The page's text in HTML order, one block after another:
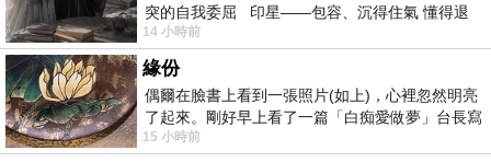
突的自我委屈 印星——包容、沉得住氣 懂得退
一步觀察，不會
14 小時前
緣份
偶爾在臉書上看到一張照片(如上)，心裡忽然明亮
了起來。剛好早上看了一篇「白痴愛做夢」台長寫
的貼文，在回顧年輕時瘋狂愛上
15 小時前